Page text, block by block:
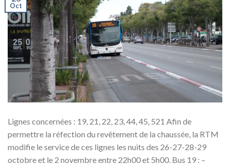
Oct
Lignes concernées : 19, 21, 22, 23, 44, 45, 521 Afin de
permettre la réfection du revêtement de la chaussée, la RTM
modifie le service de ces lignes les nuits des 26-27-28-29
octobre et le 2 novembre entre 22h00 et 5h00. Bus 19 : –